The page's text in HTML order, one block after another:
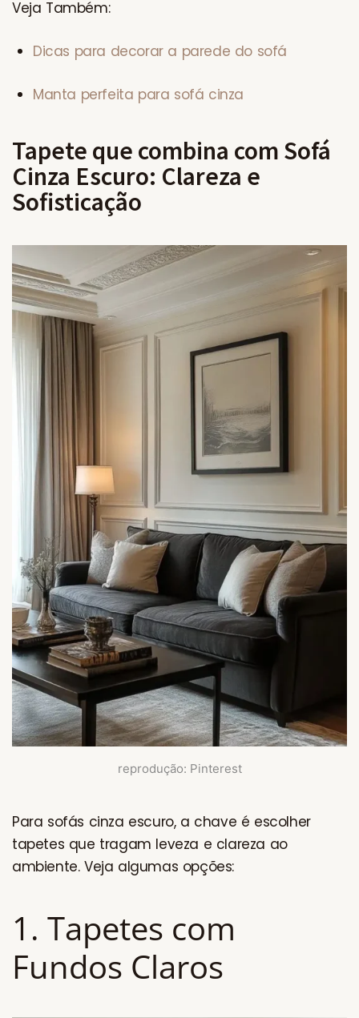
Veja Também:
Dicas para decorar a parede do sofá
Manta perfeita para sofá cinza
Tapete que combina com Sofá
Cinza Escuro: Clareza e
Sofisticação
reprodução: Pinterest
Para sofás cinza escuro, a chave é escolher
tapetes que tragam leveza e clareza ao
ambiente. Veja algumas opções:
1. Tapetes com
Fundos Claros